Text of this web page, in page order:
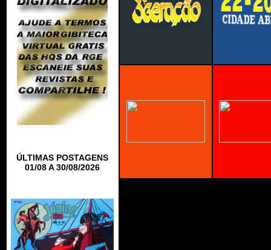
ÚLTIMAS POSTAGENS
01/08 A 30/08/2026